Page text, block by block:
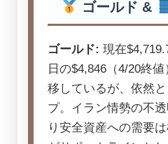
ゴールド &
ゴールド: 現在
日の$4,846（4/20終
移しているが、依然
プ。イラン情勢の不
り安全資産への需要